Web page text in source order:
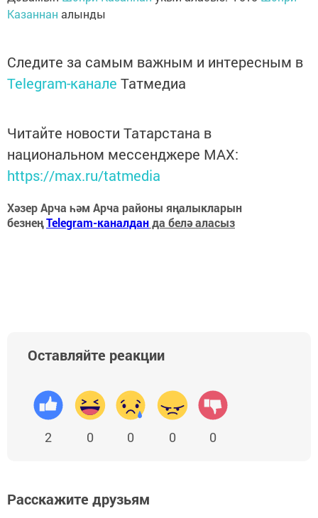
Казаннан алынды
Следите за самым важным и интересным в
Telegram-канале Татмедиа
Читайте новости Татарстана в
национальном мессенджере MАХ:
https://max.ru/tatmedia
Хәзер Арча һәм Арча районы яңалыкларын
безнеңTelegram-каналданда белә аласыз
Оставляйте реакции
2 0 0 0 0
Расскажите друзьям